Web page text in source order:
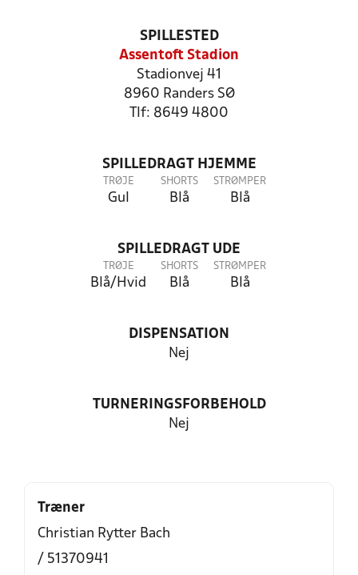
SPILLESTED
Assentoft Stadion
Stadionvej 41
8960 Randers SØ
Tlf: 8649 4800
SPILLEDRAGT HJEMME
TRØJE
Gul
SHORTS
Blå
STRØMPER
Blå
SPILLEDRAGT UDE
TRØJE
Blå/Hvid
SHORTS
Blå
STRØMPER
Blå
DISPENSATION
Nej
TURNERINGSFORBEHOLD
Nej
Træner
Christian Rytter Bach
/ 51370941